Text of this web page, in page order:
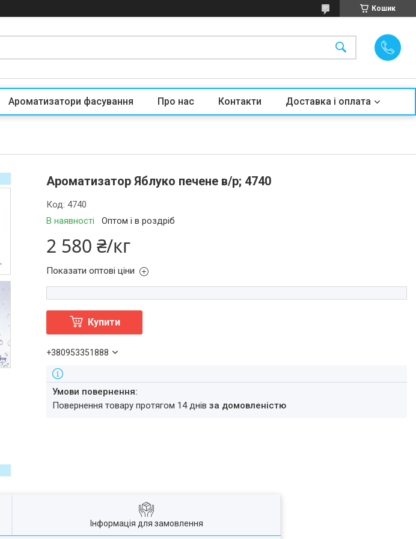
Кошик
Ароматизатори фасування Про нас Контакти Доставка і оплата
Ароматизатор Яблуко печене в/р; 4740
В наявності Оптом і в роздріб
Код:4740
2 580 ₴/кг
Показати оптові ціни
Купити
+380953351888
повернення товару протягом 14 днівза домовленістю
Інформація для замовлення